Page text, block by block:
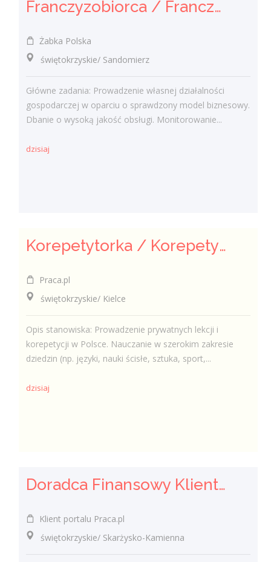
Franczyzobiorca / Franczyzobiorczyni
Żabka Polska
świętokrzyskie/ Sandomierz
Główne zadania: Prowadzenie własnej działalności
gospodarczej w oparciu o sprawdzony model biznesowy.
Dbanie o wysoką jakość obsługi. Monitorowanie...
dzisiaj
Korepetytorka / Korepetytor - Nauczyciel / Nauczycielka
Praca.pl
świętokrzyskie/ Kielce
Opis stanowiska: Prowadzenie prywatnych lekcji i
korepetycji w Polsce. Nauczanie w szerokim zakresie
dziedzin (np. języki, nauki ścisłe, sztuka, sport,...
dzisiaj
Doradca Finansowy Klienta / Doradczyni Finansowa Klienta
Klient portalu Praca.pl
świętokrzyskie/ Skarżysko-Kamienna